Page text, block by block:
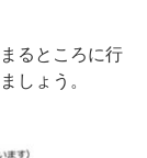
るところに行
しょう。